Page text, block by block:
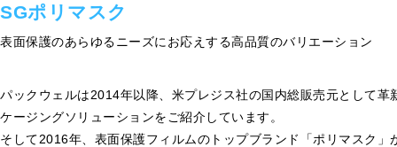
SGポリマスク
表面保護のあらゆるニーズにお応えする高品質のバリエーション
パックウェルは2014年以降、米プレジス社の国内総販売元として革
ケージングソリューションをご紹介しています。
そして2016年、表面保護フィルムのトップブランド「ポリマスク」